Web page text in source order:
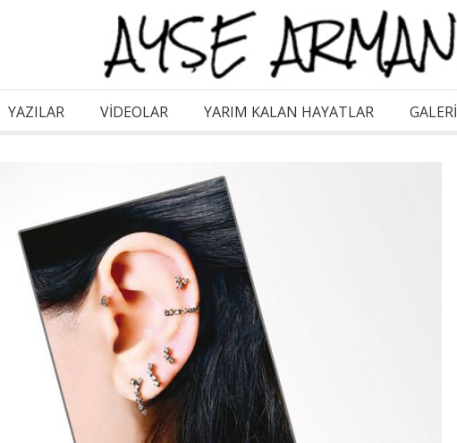
YAZILAR VİDEOLAR YARIM KALAN HAYATLAR GALERI